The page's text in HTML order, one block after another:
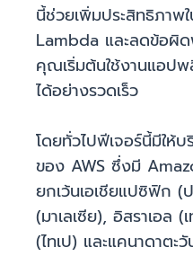
นี้ช่วยเพิ่มประสิทธิภาพ
Lambda และลดข้อผิ
คุณเริ่มต้นใช้งานแอป
ได้อย่างรวดเร็ว
โดยทั่วไปฟีเจอร์นี้มีให้
ของ AWS ซึ่งมี
ยกเว้นเอเชียแปซิฟิก (
(มาเลเซีย), อิสราเอล
(ไทเป) และแคนาดาตะ